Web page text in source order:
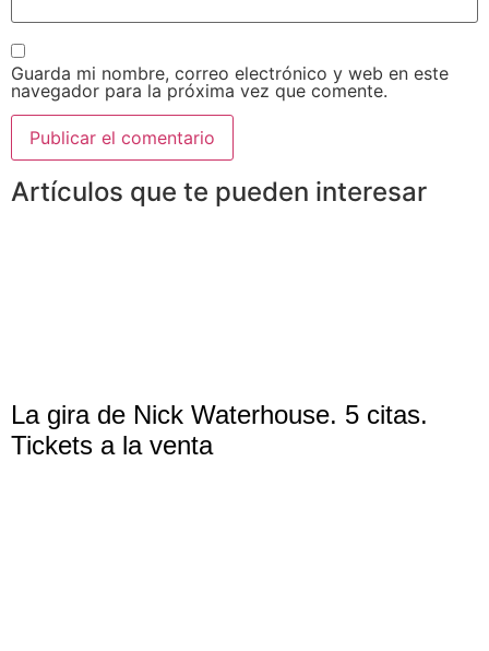
Guarda mi nombre, correo electrónico y web en este
navegador para la próxima vez que comente.
Artículos que te pueden interesar
La gira de Nick Waterhouse. 5 citas.
Tickets a la venta